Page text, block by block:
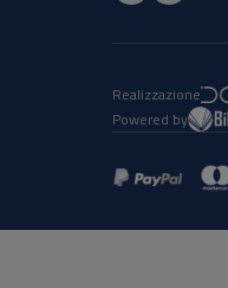
Realizzazione
Powered by